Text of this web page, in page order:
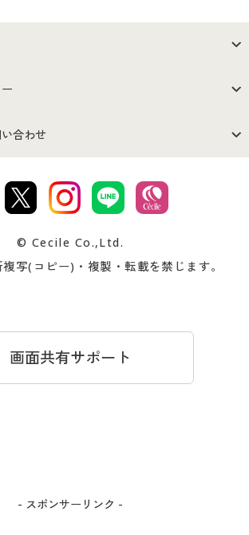
会社案内
ーン サイトマップ
合わせ
お支払は
忘れの場合
© Cecile Co.,Ltd.
写(コピー)・複製・転載を禁じます。
画面共有サポート
- スポンサーリンク -